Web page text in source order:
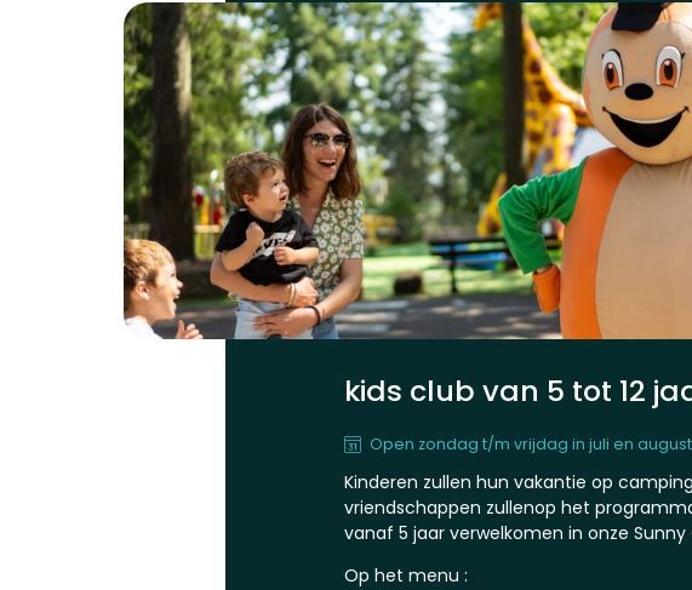
kids club van 5 tot 12
Open zondag t/m vrijdag in juli en
Kinderen zullen hun vakantie op
vriendschappen zullenop het
vanaf 5 jaar verwelkomen in onze Sunny
Op het menu :